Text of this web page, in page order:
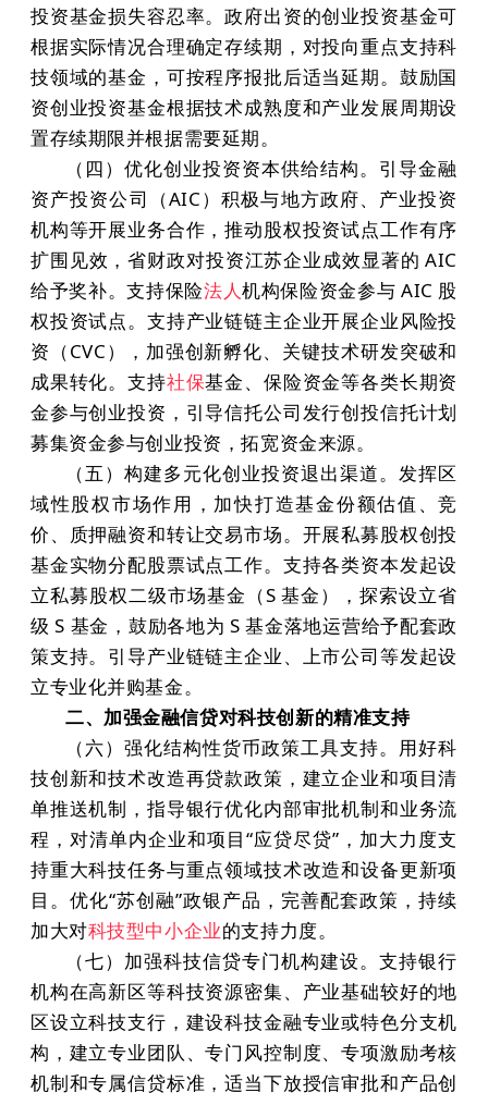
投资基金损失容忍率。政府出资的创业投资基金可
根据实际情况合理确定存续期，对投向重点支持科
技领域的基金，可按程序报批后适当延期。鼓励国
资创业投资基金根据技术成熟度和产业发展周期设
置存续期限并根据需要延期。
（四）优化创业投资资本供给结构。引导金融
资产投资公司（AIC）积极与地方政府、产业投资
机构等开展业务合作，推动股权投资试点工作有序
扩围见效，省财政对投资江苏企业成效显著的 AIC
给予奖补。支持保险法人机构保险资金参与 AIC 股
权投资试点。支持产业链链主企业开展企业风险投
资（CVC），加强创新孵化、关键技术研发突破和
成果转化。支持社保基金、保险资金等各类长期资
金参与创业投资，引导信托公司发行创投信托计划
募集资金参与创业投资，拓宽资金来源。
（五）构建多元化创业投资退出渠道。发挥区
域性股权市场作用，加快打造基金份额估值、竞
价、质押融资和转让交易市场。开展私募股权创投
基金实物分配股票试点工作。支持各类资本发起设
立私募股权二级市场基金（S 基金），探索设立省
级 S 基金，鼓励各地为 S 基金落地运营给予配套政
策支持。引导产业链链主企业、上市公司等发起设
立专业化并购基金。
二、加强金融信贷对科技创新的精准支持
（六）强化结构性货币政策工具支持。用好科
技创新和技术改造再贷款政策，建立企业和项目清
单推送机制，指导银行优化内部审批机制和业务流
程，对清单内企业和项目“应贷尽贷”，加大力度支
持重大科技任务与重点领域技术改造和设备更新项
目。优化“苏创融”政银产品，完善配套政策，持续
加大对科技型中小企业的支持力度。
（七）加强科技信贷专门机构建设。支持银行
机构在高新区等科技资源密集、产业基础较好的地
区设立科技支行，建设科技金融专业或特色分支机
构，建立专业团队、专门风控制度、专项激励考核
机制和专属信贷标准，适当下放授信审批和产品创